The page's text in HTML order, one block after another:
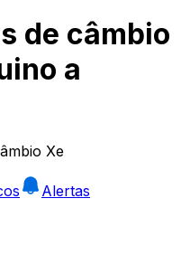
de câmbio
a
Xe
Alertas